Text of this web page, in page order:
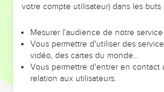
Mais si [celui qui a] le prépuce
Circoncision ?
Et si celui qui a naturellement le
ne te jugera-t-il pas, toi qui dans la
Circoncision es transgresseur de la
votre compte utilisateur) dans les buts
Mesurer l'audience de notre service
Vous permettre d'utiliser des
vidéo, des cartes du monde…
Vous permettre d'entrer en contact
relation aux utilisateurs.